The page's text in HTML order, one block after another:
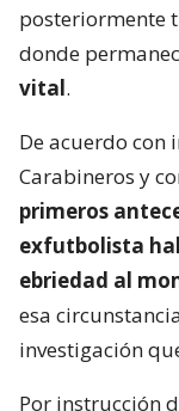
posteriormente
donde
vital.
De acuerdo
Carabineros y
primeros
exfutbolista
ebriedad al
esa
investigación
Por instrucción